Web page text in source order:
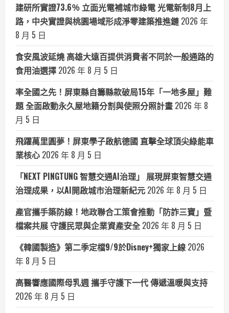
建研所實證73.6％ 立面光電補城市綠電 光電新制8月上
路，中央實證與桃園場域形成淨零建築推進鏈 2026 年
8 月 5 日
食安風波延燒 高雄大遠百提供消費者不同於一般通路的
食用油選擇 2026 年 8 月 5 日
率全國之先！屏東縣自籌縣款破局15年「一地多屋」難
題 全面啟動永久屋地籍分割與使照分照計畫 2026 年 8
月 5 日
飛躍萬里圓夢！屏東學子啟航德國 直擊全球頂尖綠能車
業核心 2026 年 8 月 5 日
「NEXT PINGTUNG 智慧交通AI治理」 展現屏東智慧交通
治理成果，以AI開啟城市治理新紀元 2026 年 8 月 5 日
產官攜手築防線！地政聯合工策會推動「防詐三寶」暨
檔案共展 守護民眾與企業資產安全 2026 年 8 月 5 日
《韓國製造》第二季定檔9/9於Disney+獨家上線 2026
年 8 月 5 日
高醫響應國際母乳週 攜手守護下一代 傳遞溫暖與支持
2026 年 8 月 5 日